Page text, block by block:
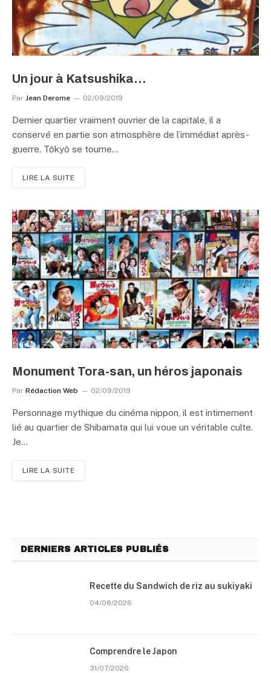
Un jour à Katsushika…
Par Jean Derome 02/09/2019
Dernier quartier vraiment ouvrier de la capitale, il a
conservé en partie son atmosphère de l’immédiat après-
guerre. Tôkyô se tourne…
LIRE LA SUITE
Monument Tora-san, un héros japonais
Par Rédaction Web 02/09/2019
Personnage mythique du cinéma nippon, il est intimement
lié au quartier de Shibamata qui lui voue un véritable culte.
Je…
LIRE LA SUITE
DERNIERS ARTICLES PUBLIÉS
Recette du Sandwich de riz au sukiyaki
04/08/2026
Comprendre le Japon
31/07/2026